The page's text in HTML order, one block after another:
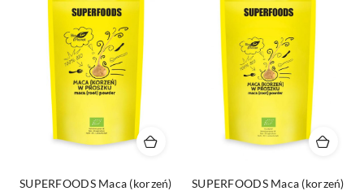
SUPERFOODS Maca (korzeń)
SUPERFOODS Maca (korzeń)